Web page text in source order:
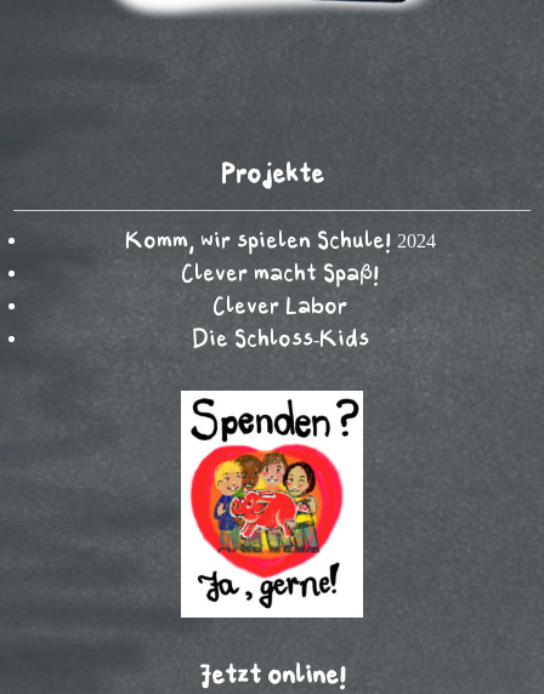
Projekte
Komm, wir spielen Schule! 2024
Clever macht Spaß!
Clever Labor
Die Schloss-Kids
Jetzt online!